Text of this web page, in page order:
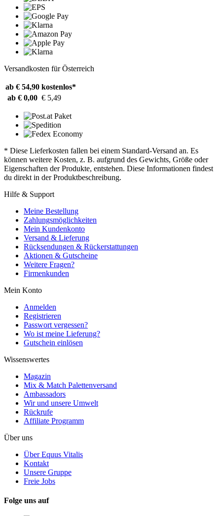
Versandkosten für Österreich
ab € 54,90 kostenlos*
ab € 0,00 € 5,49
* Diese Lieferkosten fallen bei einem Standard-Versand an. Es
können weitere Kosten, z. B. aufgrund des Gewichts, Größe oder
Eigenschaften der Produkte, entstehen. Diese Informationen findest
du direkt in der Produktbeschreibung.
Hilfe & Support
Meine Bestellung
Zahlungsmöglichkeiten
Mein Kundenkonto
Versand & Lieferung
Rücksendungen & Rückerstattungen
Aktionen & Gutscheine
Weitere Fragen?
Firmenkunden
Mein Konto
Anmelden
Registrieren
Passwort vergessen?
Wo ist meine Lieferung?
Gutschein einlösen
Wissenswertes
Magazin
Mix & Match Palettenversand
Ambassadors
Wir und unsere Umwelt
Rückrufe
Affiliate Programm
Über uns
Über Equus Vitalis
Kontakt
Unsere Gruppe
Freie Jobs
Folge uns auf